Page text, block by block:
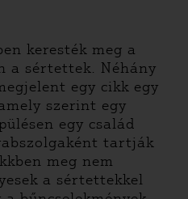
keresték meg a
a sértettek. Néhány
egy cikk egy
szerint egy
egy család
tartják
meg nem
a sértettekkel